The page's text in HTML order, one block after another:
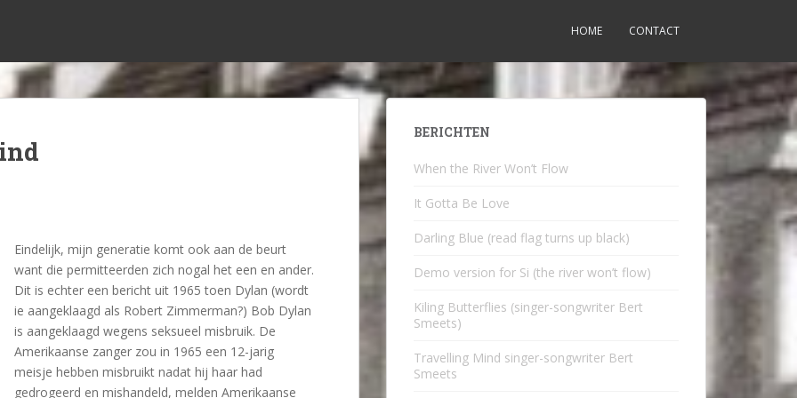
HOME CONTACT
Eindelijk, mijn generatie komt ook aan de beurt
want die permitteerden zich nogal het een en ander.
Dit is echter een bericht uit 1965 toen Dylan (wordt
ie aangeklaagd als Robert Zimmerman?) Bob Dylan
is aangeklaagd wegens seksueel misbruik. De
Amerikaanse zanger zou in 1965 een 12-jarig
meisje hebben misbruikt nadat hij haar had
gedrogeerd en mishandeld, melden Amerikaanse
BERICHTEN
When the River Won’t Flow
It Gotta Be Love
Darling Blue (read flag turns up black)
Demo version for Si (the river won’t flow)
Kiling Butterflies (singer-songwriter Bert
Smeets)
Travelling Mind singer-songwriter Bert
Smeets